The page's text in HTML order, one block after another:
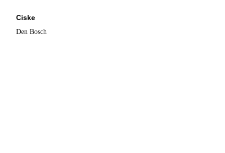
Ciske
Den Bosch